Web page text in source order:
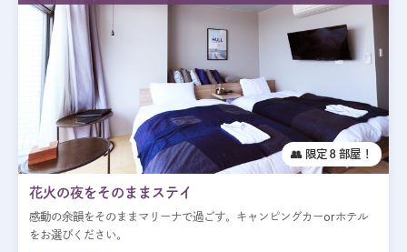
👥 限定８部屋！
花火の夜をそのままステイ
感動の余韻をそのままマリーナで過ごす。キャンピングカーorホテル
をお選びください。